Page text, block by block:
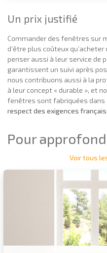
Un prix justifié
Commander des fenêtres sur
d’être plus coûteux
penser aussi à leur service de
garantissent un suivi après
nous contribuons aussi à la
à leur concept « durable », et
fenêtres sont fabriquées dans
respect des exigences
Pour
Voir tous